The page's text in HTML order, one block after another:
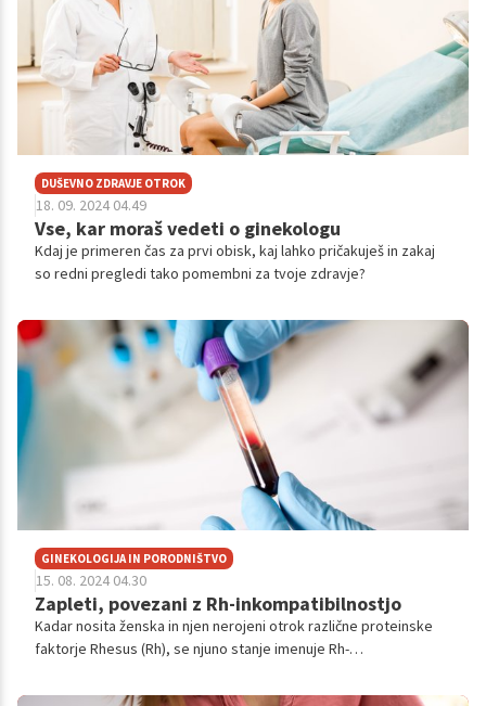
in mu odkrito poveš, kaj je narobe, da ti bo lahko pomagal.
DUŠEVNO ZDRAVJE OTROK
18. 09. 2024 04.49
Vse, kar moraš vedeti o ginekologu
Kdaj je primeren čas za prvi obisk, kaj lahko pričakuješ in zakaj
so redni pregledi tako pomembni za tvoje zdravje?
GINEKOLOGIJA IN PORODNIŠTVO
15. 08. 2024 04.30
Zapleti, povezani z Rh-inkompatibilnostjo
Kadar nosita ženska in njen nerojeni otrok različne proteinske
faktorje Rhesus (Rh), se njuno stanje imenuje Rh-
negativna in njen otrok Rh-pozitiven. Rh-faktor je specifična